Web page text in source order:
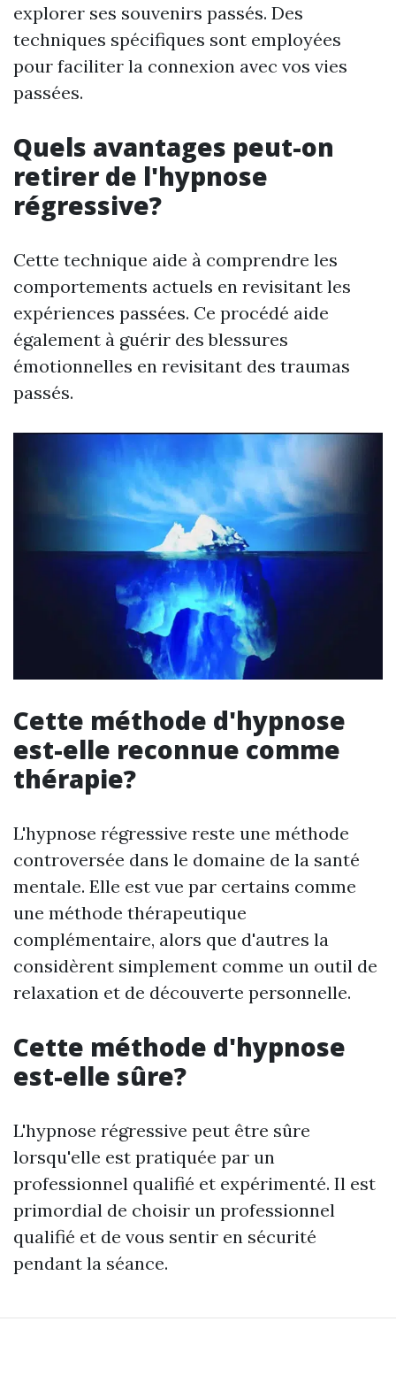
explorer ses souvenirs passés. Des
techniques spécifiques sont employées
pour faciliter la connexion avec vos vies
passées.
Quels avantages peut-on
retirer de l'hypnose
régressive?
Cette technique aide à comprendre les
comportements actuels en revisitant les
expériences passées. Ce procédé aide
également à guérir des blessures
émotionnelles en revisitant des traumas
passés.
Cette méthode d'hypnose
est-elle reconnue comme
thérapie?
L'hypnose régressive reste une méthode
controversée dans le domaine de la santé
mentale. Elle est vue par certains comme
une méthode thérapeutique
complémentaire, alors que d'autres la
considèrent simplement comme un outil de
relaxation et de découverte personnelle.
Cette méthode d'hypnose
est-elle sûre?
L'hypnose régressive peut être sûre
lorsqu'elle est pratiquée par un
professionnel qualifié et expérimenté. Il est
primordial de choisir un professionnel
qualifié et de vous sentir en sécurité
pendant la séance.